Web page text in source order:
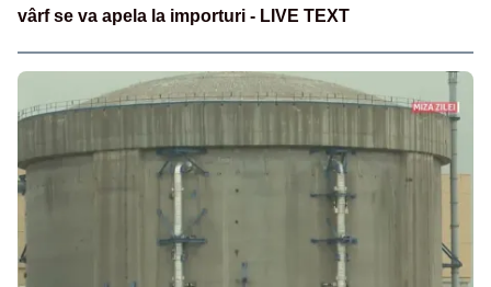
vârf se va apela la importuri - LIVE TEXT